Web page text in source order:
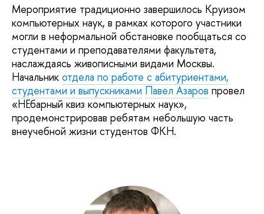
Мероприятие традиционно завершилось Круизом
компьютерных наук, в рамках которого участники
могли в неформальной обстановке пообщаться со
студентами и преподавателями факультета,
наслаждаясь живописными видами Москвы.
Начальник отдела по работе с абитуриентами,
студентами и выпускниками Павел Азаровпровел
«НЕбарный квиз компьютерных наук»,
продемонстрировав ребятам небольшую часть
внеучебной жизни студентов ФКН.